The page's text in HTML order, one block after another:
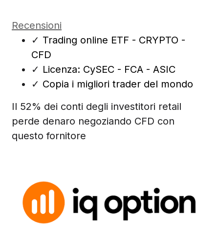
Recensioni
✓ Trading online ETF - CRYPTO -
CFD
✓ Licenza: CySEC - FCA - ASIC
✓ Copia i migliori trader del mondo
Il 52% dei conti degli investitori retail
perde denaro negoziando CFD con
questo fornitore